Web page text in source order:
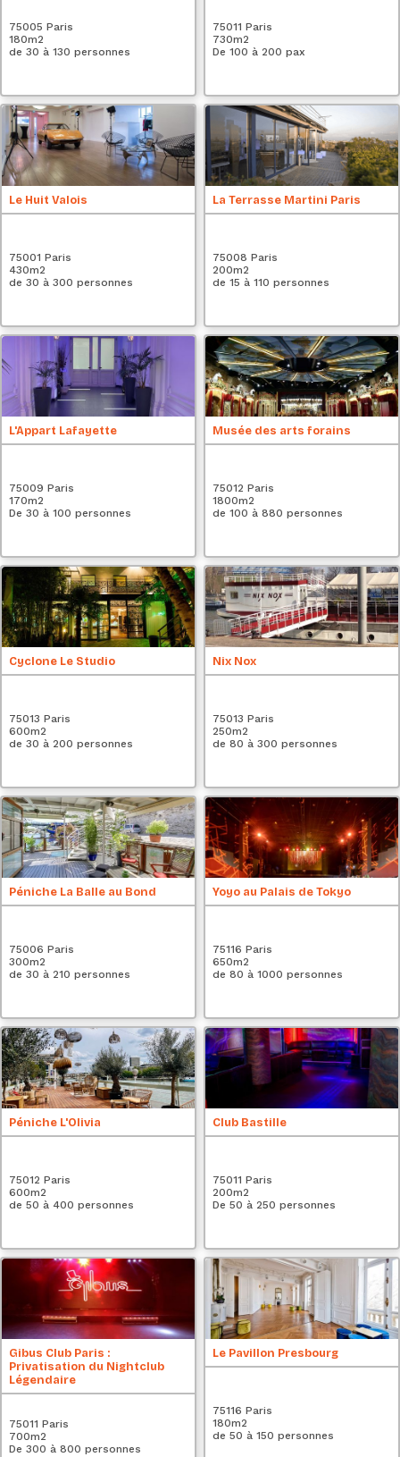
75005 Paris
180m2
de 30 à 130 personnes
75011 Paris
730m2
De 100 à 200 pax
Le Huit Valois
75001 Paris
430m2
de 30 à 300 personnes
La Terrasse Martini Paris
75008 Paris
200m2
de 15 à 110 personnes
L'Appart Lafayette
75009 Paris
170m2
De 30 à 100 personnes
Musée des arts forains
75012 Paris
1800m2
de 100 à 880 personnes
Cyclone Le Studio
75013 Paris
600m2
de 30 à 200 personnes
Nix Nox
75013 Paris
250m2
de 80 à 300 personnes
Péniche La Balle au Bond
75006 Paris
300m2
de 30 à 210 personnes
Yoyo au Palais de Tokyo
75116 Paris
650m2
de 80 à 1000 personnes
Péniche L'Olivia
75012 Paris
600m2
de 50 à 400 personnes
Club Bastille
75011 Paris
200m2
De 50 à 250 personnes
Gibus Club Paris :
Privatisation du Nightclub
Légendaire
75011 Paris
700m2
De 300 à 800 personnes
Le Pavillon Presbourg
75116 Paris
180m2
de 50 à 150 personnes